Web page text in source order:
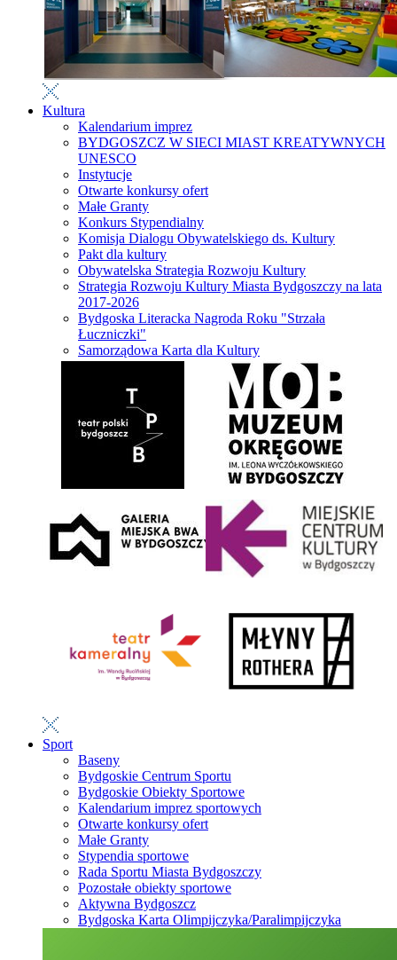
Kultura
Kalendarium imprez
BYDGOSZCZ W SIECI MIAST KREATYWNYCH
UNESCO
Instytucje
Otwarte konkursy ofert
Małe Granty
Konkurs Stypendialny
Komisja Dialogu Obywatelskiego ds. Kultury
Pakt dla kultury
Obywatelska Strategia Rozwoju Kultury
Strategia Rozwoju Kultury Miasta Bydgoszczy na lata
2017-2026
Bydgoska Literacka Nagroda Roku "Strzała
Łuczniczki"
Samorządowa Karta dla Kultury
Sport
Baseny
Bydgoskie Centrum Sportu
Bydgoskie Obiekty Sportowe
Kalendarium imprez sportowych
Otwarte konkursy ofert
Małe Granty
Stypendia sportowe
Rada Sportu Miasta Bydgoszczy
Pozostałe obiekty sportowe
Aktywna Bydgoszcz
Bydgoska Karta Olimpijczyka/Paralimpijczyka